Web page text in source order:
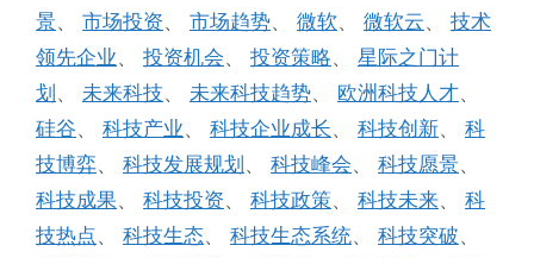
景、 市场投资、 市场趋势、 微软、 微软云、 技术
领先企业、 投资机会、 投资策略、 星际之门计
划 、 未来科技、 未来科技趋势、 欧洲科技人才、
硅谷、 科技产业、 科技企业成长、 科技创新、 科
技博弈、 科技发展规划 、 科技峰会、 科技愿景、
科技成果、 科技投资、 科技政策、 科技未来、 科
技热点、 科技生态、 科技生态系统、 科技突破、